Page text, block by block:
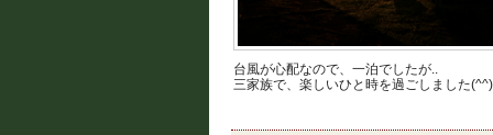
台風が心配なので、一泊でしたが..
三家族で、楽しいひと時を過ごしました(^^)